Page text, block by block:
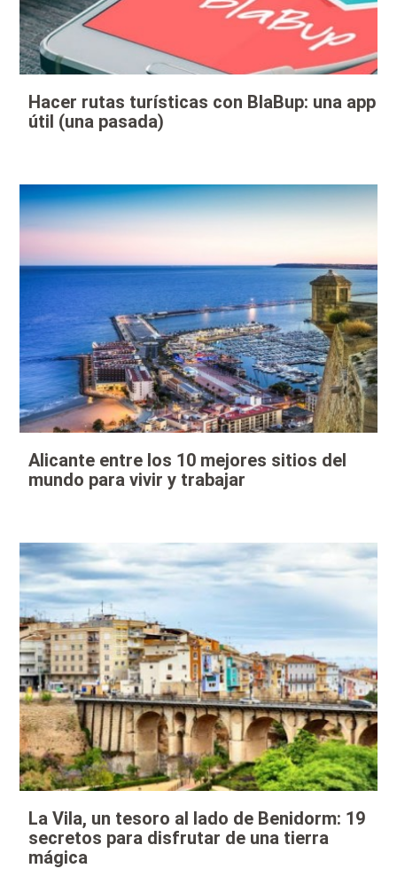
Hacer rutas turísticas con BlaBup: una app
útil (una pasada)
Alicante entre los 10 mejores sitios del
mundo para vivir y trabajar
La Vila, un tesoro al lado de Benidorm: 19
secretos para disfrutar de una tierra
mágica